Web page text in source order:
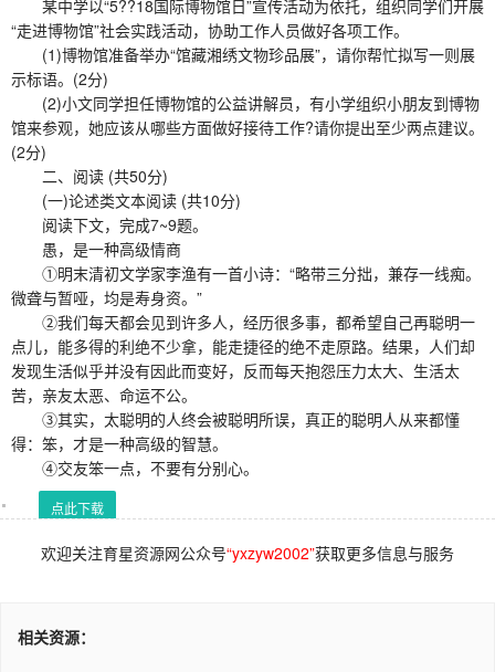
某中学以“5??18国际博物馆日”宣传活动为依托，组织同学们开展
“走进博物馆”社会实践活动，协助工作人员做好各项工作。
(1)博物馆准备举办“馆藏湘绣文物珍品展”，请你帮忙拟写一则展
示标语。(2分)
(2)小文同学担任博物馆的公益讲解员，有小学组织小朋友到博物
馆来参观，她应该从哪些方面做好接待工作?请你提出至少两点建议。
(2分)
二、阅读 (共50分)
(一)论述类文本阅读 (共10分)
阅读下文，完成7~9题。
愚，是一种高级情商
①明末清初文学家李渔有一首小诗：“略带三分拙，兼存一线痴。
微聋与暂哑，均是寿身资。”
②我们每天都会见到许多人，经历很多事，都希望自己再聪明一
点儿，能多得的利绝不少拿，能走捷径的绝不走原路。结果，人们却
发现生活似乎并没有因此而变好，反而每天抱怨压力太大、生活太
苦，亲友太恶、命运不公。
③其实，太聪明的人终会被聪明所误，真正的聪明人从来都懂
得：笨，才是一种高级的智慧。
④交友笨一点，不要有分别心。
点此下载
欢迎关注育星资源网公众号“yxzyw2002”获取更多信息与服务
相关资源：